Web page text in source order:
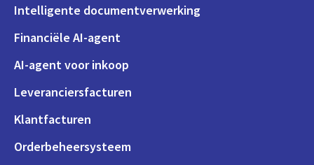
Intelligente documentverwerking
Financiële AI-agent
AI-agent voor inkoop
Leveranciersfacturen
Klantfacturen
Orderbeheersysteem